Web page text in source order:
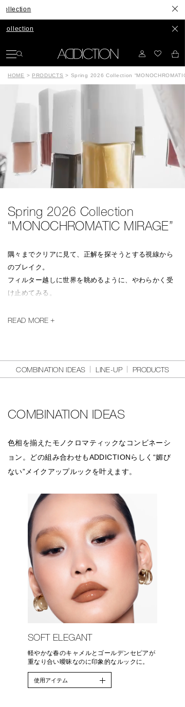
長年構想し
発色やセ
HOME > PRODUCTS > Spring 2026 Collection
Spring 2026 Collection
“MONOCHROMATIC MIRAGE”
隅々までクリアに見て、正解を探そうとする視線から
のブレイク。
フィルター越しに世界を眺めるように、やわらかく受
け止めてみる。
見えるものも、感じることも
2026年の春、ADDICTIONが表現するのは
ひとつの色相でまとめた、媚びない５つのルックを提
案します。
READ MORE
COMBINATION IDEAS LINE-UP PRODUCTS
COMBINATION IDEAS
色相を揃えたモノクロマティックなコンビネーシ
ョン。どの組み合わせもADDICTIONらしく“媚び
ない”メイクアップルックを叶えます。
SOFT ELEGANT
軽やかな春のキャメルとゴールデンセピアが
重なり合い曖昧なのに印象的なルックに。
使用アイテム